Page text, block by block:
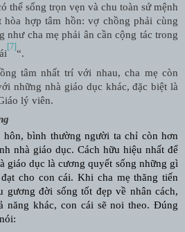
thể sống trọn vẹn và chu toàn sứ mệnh
hòa hợp tâm hồn: vợ chồng phải cùng
như cha mẹ phải ân cần cộng tác trong
[7]
“.
tâm nhất trí với nhau, cha mẹ còn
những nhà giáo dục khác, đặc biệt là
lý viên.
bình thường người ta chỉ còn hơn
nhà giáo dục. Cách hữu hiệu nhất để
giáo dục là cương quyết sống những gì
cho con cái. Khi cha mẹ thăng tiến
gương đời sống tốt đẹp về nhân cách,
năng khác, con cái sẽ noi theo. Đúng